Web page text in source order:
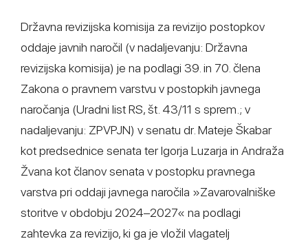
Državna revizijska komisija za revizijo postopkov
oddaje javnih naročil (v nadaljevanju: Državna
revizijska komisija) je na podlagi 39. in 70. člena
Zakona o pravnem varstvu v postopkih javnega
naročanja (Uradni list RS, št. 43/11 s sprem.; v
nadaljevanju: ZPVPJN) v senatu dr. Mateje Škabar
kot predsednice senata ter Igorja Luzarja in Andraža
Žvana kot članov senata v postopku pravnega
varstva pri oddaji javnega naročila »Zavarovalniške
storitve v obdobju 2024–2027« na podlagi
zahtevka za revizijo, ki ga je vložil vlagatelj